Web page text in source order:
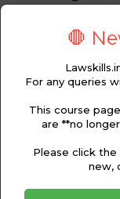
ಮಾಡ್ಯೂಲ್ 4 –
ಮಾಡ್ಯೂಲ್ 5
CERTIFICATION
🛑
For any queries
This course
are **no
Please click
new,